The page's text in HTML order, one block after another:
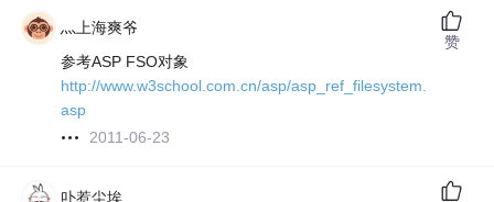
灬上海爽爷
参考ASP FSO对象
http://www.w3school.com.cn/asp/asp_ref_filesystem.
asp
2011-06-23
赞
卟惹尘埃